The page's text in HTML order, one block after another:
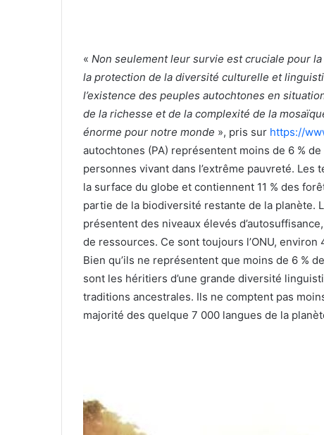
« Non seulement leur survie est cruciale pour
la protection de la diversité culturelle et
l’existence des peuples autochtones en
de la richesse et de la complexité de la
énorme pour notre monde », pris sur https://
autochtones (PA) représentent moins de 6 %
personnes vivant dans l’extrême pauvreté.
la surface du globe et contiennent 11 % des
partie de la biodiversité restante de la planète.
présentent des niveaux élevés
de ressources. Ce sont toujours l’ONU,
Bien qu’ils ne représentent que moins de 6 %
sont les héritiers d’une grande diversité
traditions ancestrales. Ils ne comptent pas
majorité des quelque 7 000 langues de la